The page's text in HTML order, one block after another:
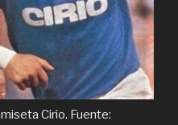
Cirio. Fuente: